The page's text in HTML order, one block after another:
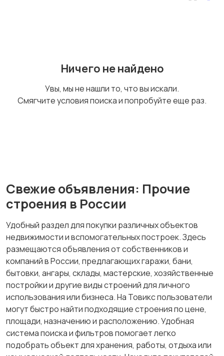
посуточно
посуточно
Ничего не найдено
Увы, мы не нашли то, что вы искали.
Смягчите условия поиска и попробуйте еще раз.
Свежие объявления: Прочие
строения в России
Удобный раздел для покупки различных объектов
недвижимости и вспомогательных построек. Здесь
размещаются объявления от собственников и
компаний в России, предлагающих гаражи, бани,
бытовки, ангары, склады, мастерские, хозяйственные
постройки и другие виды строений для личного
использования или бизнеса. На Товикс пользователи
могут быстро найти подходящие строения по цене,
площади, назначению и расположению. Удобная
система поиска и фильтров помогает легко
подобрать объект для хранения, работы, отдыха или